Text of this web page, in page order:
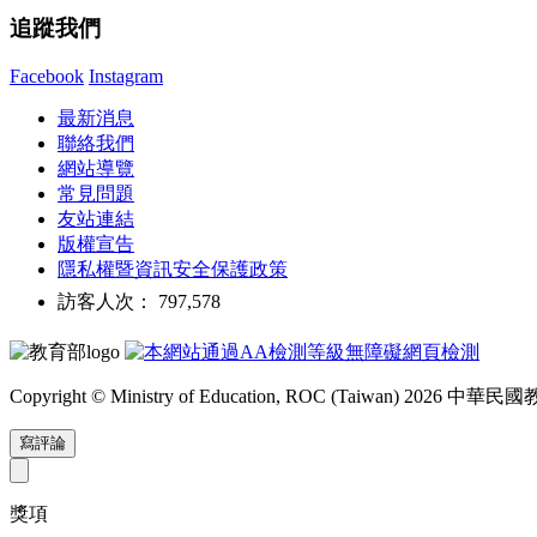
追蹤我們
Facebook Instagram
最新消息
聯絡我們
網站導覽
常見問題
友站連結
版權宣告
隱私權暨資訊安全保護政策
訪客人次： 797,578
Copyright © Ministry of Education, ROC (Taiwan) 2026 中華民國
寫評論
獎項